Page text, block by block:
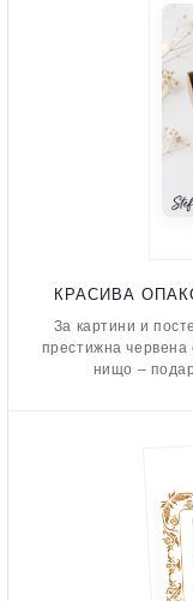
КРАСИВА
За картини и
престижна червена
нищо –